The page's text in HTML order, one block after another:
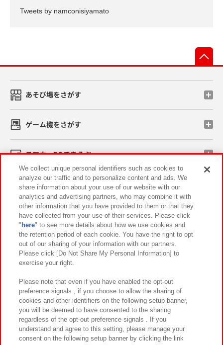
Tweets by namconisiyamato
あそび場をさがす
ゲーム機をさがす
スマホ・PCであそぶ
イベント・キャンペーン
関連会社 サステナビリティ サイトポリシー
プライバシーポリシー ウェブアクセシビリティ方針と検証結果
お取引先さまとともに
カスタマーハラスメント対応方針 よくあるご質問・お問い合わせ
We collect unique personal identifiers such as cookies to
analyze our traffic and to personalize content and ads. We
share information about your use of our website with our
analytics and advertising partners, who may combine it with
other information that you have provided to them or that they
have collected from your use of their services. Please click
" here" to see more details about how we use cookies and
the retention period of each cookie. You have the right to opt
out of our sharing of your information with our partners.
Please click [Do Not Share My Personal Information] to
exercise your right.
Please note that even if you have enabled the opt-out
preference signals , if you choose to allow the sharing of
cookies and other identifiers on the following setup banner,
you will be deemed to have consented to the sharing
regardless of the opt-out preference signals . If you
understand and agree to this setting, please manage your
consent on the following setup banner by clicking the link